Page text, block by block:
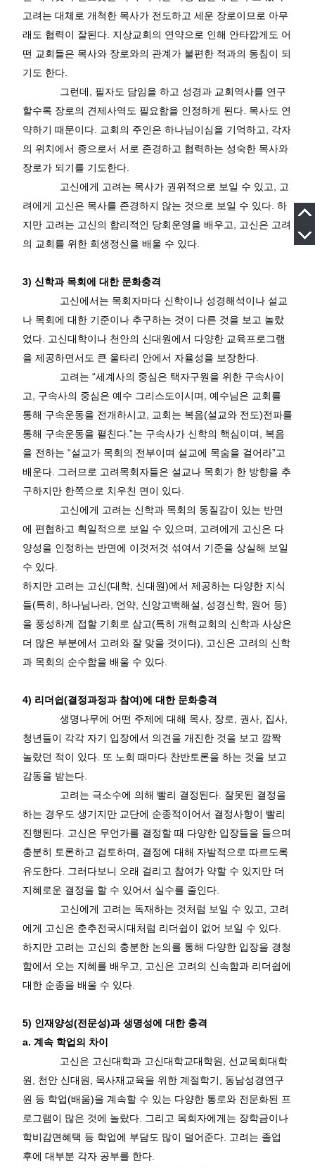
고려는 대체로 개척한 목사가 전도하고 세운 장로이므로 아무
래도 협력이 잘된다 지상교회의 연약으로 인해 안타깝게도 어
떤 교회들은 목사와 장로와의 관계가 불편한 적과의 동침이 되
기도 한다
그런데
필자도 담임을 하고 성경과 교회역사를 연구
할수록 장로의 견제사역도 필요함을 인정하게 된다 목사도 연
약하기 때문이다
교회의 주인은 하나님이심을 기억하고
각자
의 위치에서 종으로서 서로 존경하고 협력하는 성숙한 목사와
장로가 되기를 기도한다
고신에게 고려는 목사가 권위적으로 보일 수 있고
고
려에게 고신은 목사를 존경하지 않는 것으로 보일 수 있다 하
지만 고려는 고신의 합리적인 당회운영을 배우고
고신은 고려
의 교회를 위한 희생정신을 배울 수 있다
3) 신학과 목회에 대한 문화충격
고신에서는 목회자마다 신학이나 성경해석이나 설교
나 목회에 대한 기준이나 추구하는 것이 다른 것을 보고 놀랐
었다
고신대학이나 천안의 신대원에서 다양한 교육프로그램
을 제공하면서도 큰 울타리 안에서 자율성을 보장한다
고려는“세계사의 중심은 택자구원을 위한 구속사이
고
구속사의 중심은 예수 그리스도이시며
예수님은 교회를
통해 구속운동을 전개하시고
교회는 복음(설교와 전도)전파를
통해 구속운동을 펼친다 ”는 구속사가 신학의 핵심이며
복음
을 전하는 “설교가 목회의 전부이며 설교에 목숨을 걸어라”고
배운다
그러므로 고려목회자들은 설교나 목회가 한 방향을 추
구하지만 한쪽으로 치우친 면이 있다
고신에게 고려는 신학과 목회의 동질감이 있는 반면
에 편협하고 획일적으로 보일 수 있으며
고려에게 고신은 다
양성을 인정하는 반면에 이것저것 섞여서 기준을 상실해 보일
수 있다
하지만 고려는 고신(대학 신대원)에서 제공하는 다양한 지식
들(특히 하나님나라 언약 신앙고백해설 성경신학 원어 등)
을 풍성하게 접할 기회로 삼고(특히 개혁교회의 신학과 사상은
더 많은 부분에서 고려와 잘 맞을 것이다),
고신은 고려의 신학
과 목회의 순수함을 배울 수 있다
4) 리더쉽(결정과정과 참여)에 대한 문화충격
생명나무에 어떤 주제에 대해 목사 장로 권사 집사
청년들이 각각 자기 입장에서 의견을 개진한 것을 보고 깜짝
놀랐던 적이 있다
또 노회 때마다 찬반토론을 하는 것을 보고
감동을 받는다
고려는 극소수에 의해 빨리 결정된다 잘못된 결정을
하는 경우도 생기지만 교단에 순종적이어서 결정사항이 빨리
진행된다
고신은 무언가를 결정할 때 다양한 입장들을 들으며
충분히 토론하고 검토하며
결정에 대해 자발적으로 따르도록
유도한다
그러다보니 오래 걸리고 참여가 약할 수 있지만 더
지혜로운 결정을 할 수 있어서 실수를 줄인다
고신에게 고려는 독재하는 것처럼 보일 수 있고
고려
에게 고신은 춘추전국시대처럼 리더쉽이 없어 보일 수 있다
하지만 고려는 고신의 충분한 논의를 통해 다양한 입장을 경청
함에서 오는 지혜를 배우고
고신은 고려의 신속함과 리더쉽에
대한 순종을 배울 수 있다
5) 인재양성(전문성)과 생명성에 대한 충격
a. 계속 학업의 차이
고신은 고신대학과 고신대학교대학원
,선교목회대학
원
천안 신대원 목사재교육을 위한 계절학기
동남성경연구
원 등 학업(배움)을 계속할 수 있는 다양한 통로와 전문화된 프
로그램이 많은 것에 놀랐다
그리고 목회자에게는 장학금이나
학비감면혜택 등 학업에 부담도 많이 덜어준다
고려는 졸업
후에 대부분 각자 공부를 한다